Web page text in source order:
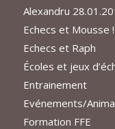
Alexandru
Echecs et Mousse !
Echecs et Raph
Écoles et jeux
Entrainement
Evénements/
Formation FFE